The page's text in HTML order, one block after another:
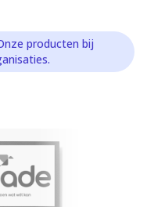
producten bij